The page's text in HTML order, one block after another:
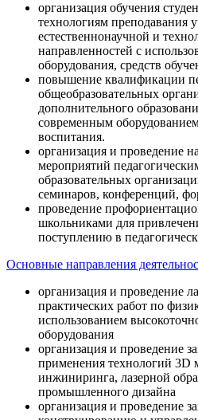
организация обучения
технологиям преподавания
естественнонаучной и
направленностей с
оборудования, средств
повышение квалификации
общеобразовательных
дополнительного
современным
воспитания.
организация и проведение
мероприятий
образовательных
семинаров, конференций,
проведение
школьниками для
поступлению в
Основные направления
организация и проведение
практических работ по
использованием
оборудования
организация и проведение
применения технологий 3D
инжиниринга, лазерной
промышленного дизайна
организация и проведение